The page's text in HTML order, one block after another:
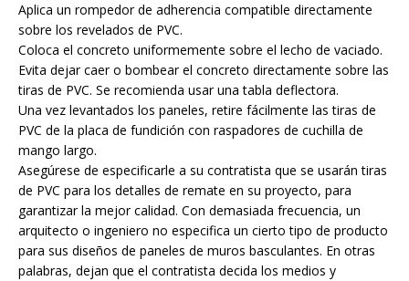
Aplica un rompedor de adherencia compatible directamente
sobre los revelados de PVC.
Coloca el concreto uniformemente sobre el lecho de vaciado.
Evita dejar caer o bombear el concreto directamente sobre las
tiras de PVC. Se recomienda usar una tabla deflectora.
Una vez levantados los paneles, retire fácilmente las tiras de
PVC de la placa de fundición con raspadores de cuchilla de
mango largo.
Asegúrese de especificarle a su contratista que se usarán tiras
de PVC para los detalles de remate en su proyecto, para
garantizar la mejor calidad. Con demasiada frecuencia, un
arquitecto o ingeniero no especifica un cierto tipo de producto
para sus diseños de paneles de muros basculantes. En otras
palabras, dejan que el contratista decida los medios y